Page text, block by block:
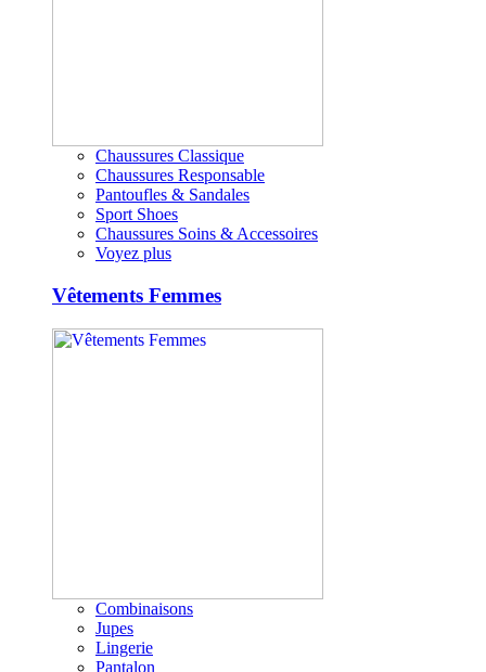
Chaussures Classique
Chaussures Responsable
Pantoufles & Sandales
Sport Shoes
Chaussures Soins & Accessoires
Voyez plus
Vêtements Femmes
Combinaisons
Jupes
Lingerie
Pantalon